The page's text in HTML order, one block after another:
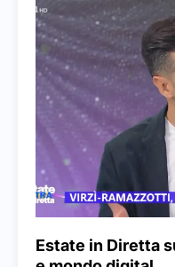
Estate in Diretta